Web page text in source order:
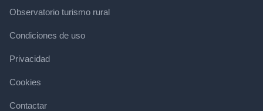
Observatorio turismo rural
Condiciones de uso
Privacidad
Cookies
Contactar